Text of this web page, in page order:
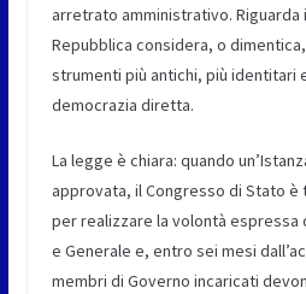
arretrato amministrativo. Riguarda
Repubblica considera, o
strumenti più antichi, più identitari
democrazia diretta.
La legge è chiara: quando
approvata, il Congresso di Stato è
per realizzare la volontà espressa
e Generale e, entro sei mesi
membri di Governo incaricati